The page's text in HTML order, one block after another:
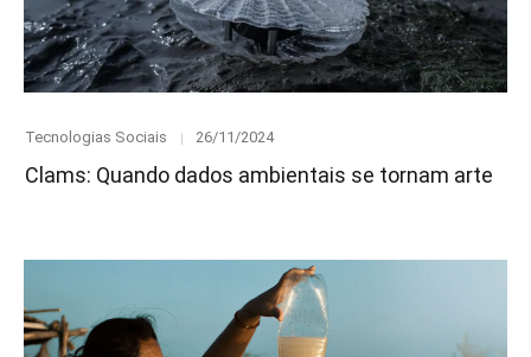
Category
Tecnologias Sociais
Posted
26/11/2024
Clams: Quando dados ambientais se tornam arte